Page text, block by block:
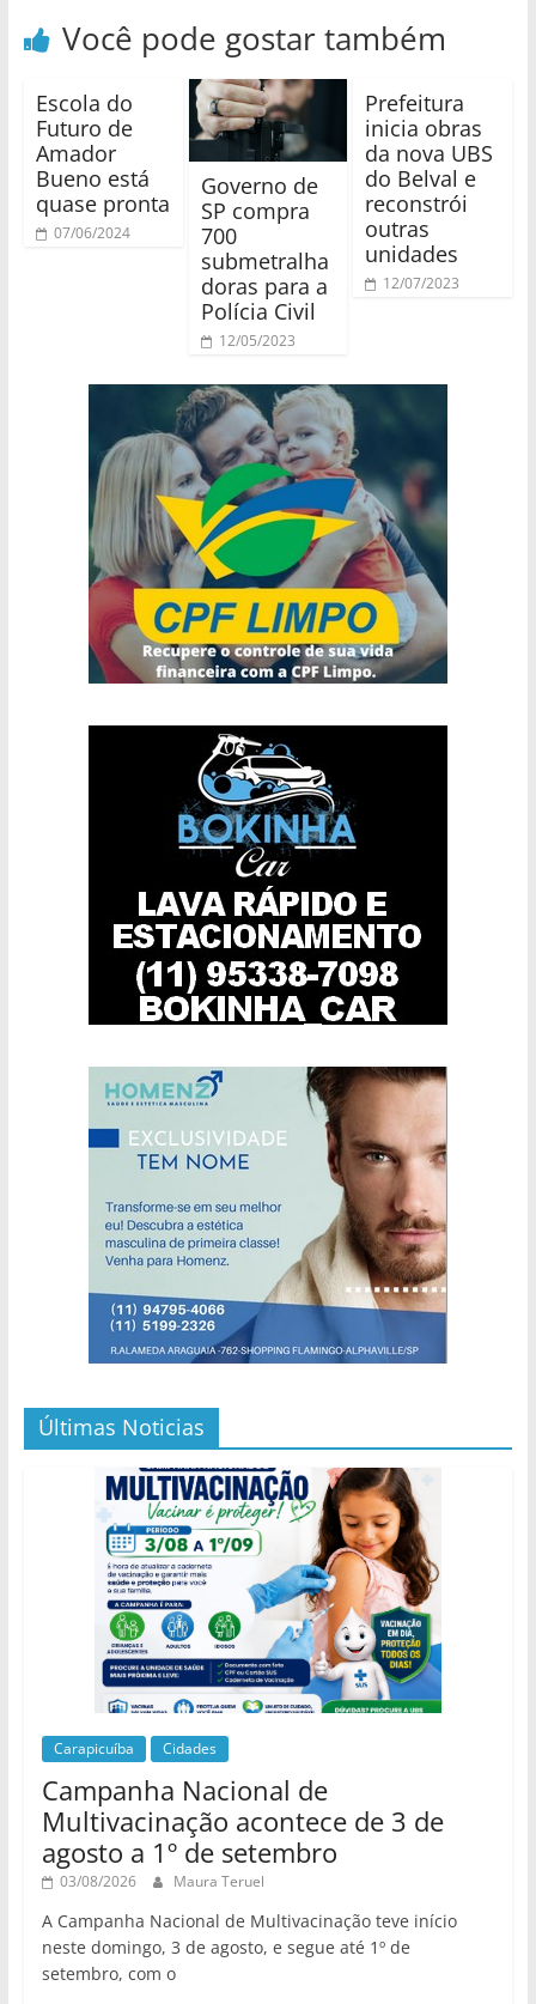
Você pode gostar também
Escola do
Futuro de
Amador
Bueno está
quase pronta
07/06/2024
Governo de
SP compra
700
submetralha
doras para a
Polícia Civil
12/05/2023
Prefeitura
inicia obras
da nova UBS
do Belval e
reconstrói
outras
unidades
12/07/2023
Últimas Noticias
Carapicuíba Cidades
Campanha Nacional de
Multivacinação acontece de 3 de
agosto a 1º de setembro
03/08/2026 Maura Teruel
A Campanha Nacional de Multivacinação teve início
neste domingo, 3 de agosto, e segue até 1º de
setembro, com o